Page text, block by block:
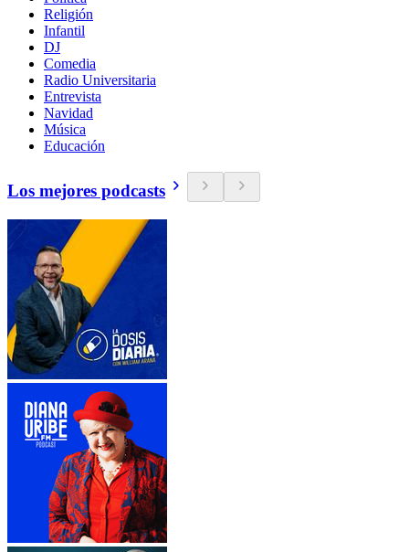
Religión
Infantil
DJ
Comedia
Radio Universitaria
Entrevista
Navidad
Música
Educación
Los mejores podcasts